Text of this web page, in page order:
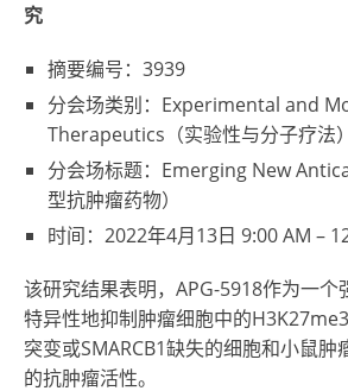
究
摘要编号：3939
分会场类别：Experimental and
Therapeutics（实验性与分子疗法）
分会场标题：Emerging New
型抗肿瘤药物）
时间：2022年4月13日 9:00 AM –
该研究结果表明，APG-5918作为一个
特异性地抑制肿瘤细胞中的
突变或SMARCB1缺失的细胞和小鼠
的抗肿瘤活性。